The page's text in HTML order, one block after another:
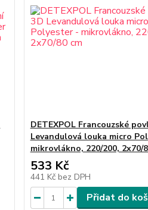
DETEXPOL Francouzské
Levandulová louka micro
mikrovlákno, 220/200, 2x70/
533 Kč
441 Kč bez DPH
Přidat do